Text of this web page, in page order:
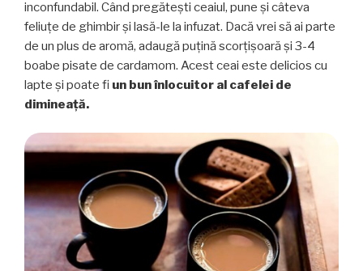
inconfundabil. Când pregătești ceaiul, pune și câteva
feliuțe de ghimbir și lasă-le la infuzat. Dacă vrei să ai parte
de un plus de aromă, adaugă puțină scorțișoară și 3-4
boabe pisate de cardamom. Acest ceai este delicios cu
lapte și poate fi un bun înlocuitor al cafelei de
dimineață.